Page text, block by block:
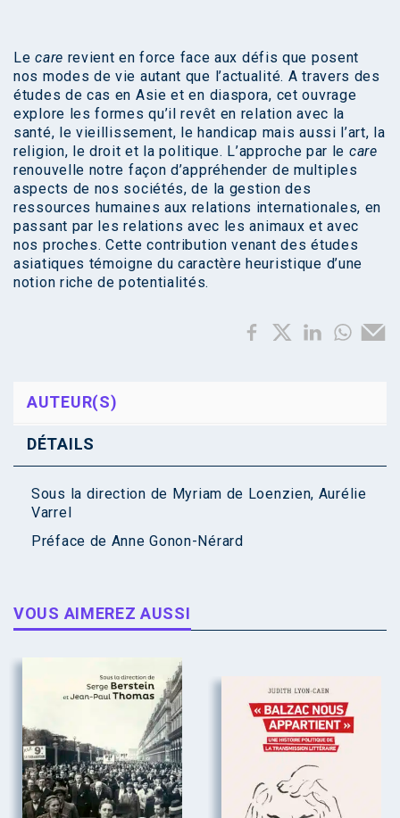
Lecare revient en force face aux défis que posent
nos modes de vie autant que l’actualité. A travers des
études de cas en Asie et en diaspora, cet ouvrage
explore les formes qu’il revêt en relation avec la
santé, le vieillissement, le handicap mais aussi l’art, la
religion, le droit et la politique. L’approche par le care
renouvelle notre façon d’appréhender de multiples
aspects de nos sociétés, de la gestion des
ressources humaines aux relations internationales, en
passant par les relations avec les animaux et avec
nos proches. Cette contribution venant des études
asiatiques témoigne du caractère heuristique d’une
notion riche de potentialités.
AUTEUR(S)
DÉTAILS
Sous la direction de Myriam de Loenzien, Aurélie
Varrel
Préface de Anne Gonon-Nérard
VOUS AIMEREZ AUSSI